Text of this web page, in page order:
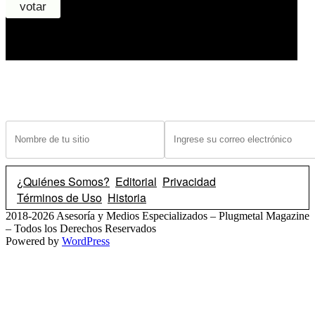
¿Quiénes Somos? Editorial Privacidad
Términos de Uso Historia
2018-2026 Asesoría y Medios Especializados – Plugmetal Magazine
– Todos los Derechos Reservados
Powered by WordPress